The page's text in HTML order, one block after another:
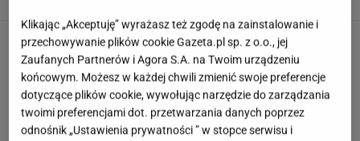
Pełczyńska-Nałęcz o doniesieniach ws.
Hołowni: Ciężko uwierzyć
Znasz się na wypiekach? Nasze pytania i tak
Klikając „Akceptuję” wyrażasz też zgodę na zainstalowanie i
przechowywanie plików cookie Gazeta.pl sp. z o.o., jej
Zaufanych Partnerów i Agora S.A. na Twoim urządzeniu
końcowym. Możesz w każdej chwili zmienić swoje preferencje
dotyczące plików cookie, wywołując narzędzie do zarządzania
twoimi preferencjami dot. przetwarzania danych poprzez
odnośnik „Ustawienia prywatności ” w stopce serwisu i